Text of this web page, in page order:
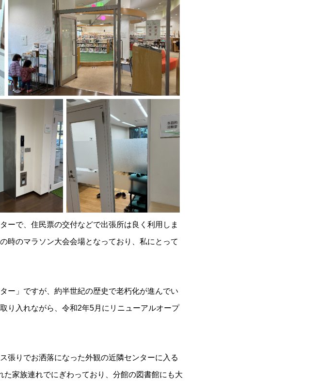
ーで、住民票の交付などで出張所は良く利用しま
時のマラソン大会会場となっており、私にとって
ー」ですが、約半世紀の歴史で老朽化が進んでい
り入れながら、令和2年5月にリニューアルオープ
張りでお洒落になった外観の近隣センターに入る
家族連れでにぎわっており、分館の図書館にも大